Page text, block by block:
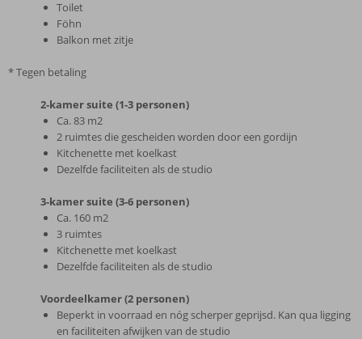
Toilet
Föhn
Balkon met zitje
* Tegen betaling
2-kamer suite (1-3 personen)
Ca. 83 m2
2 ruimtes die gescheiden worden door een gordijn
Kitchenette met koelkast
Dezelfde faciliteiten als de studio
3-kamer suite (3-6 personen)
Ca. 160 m2
3 ruimtes
Kitchenette met koelkast
Dezelfde faciliteiten als de studio
Voordeelkamer (2 personen)
Beperkt in voorraad en nóg scherper geprijsd. Kan qua ligging
en faciliteiten afwijken van de studio